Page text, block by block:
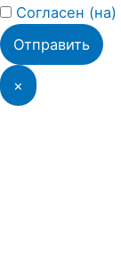
Согласен (на)
×